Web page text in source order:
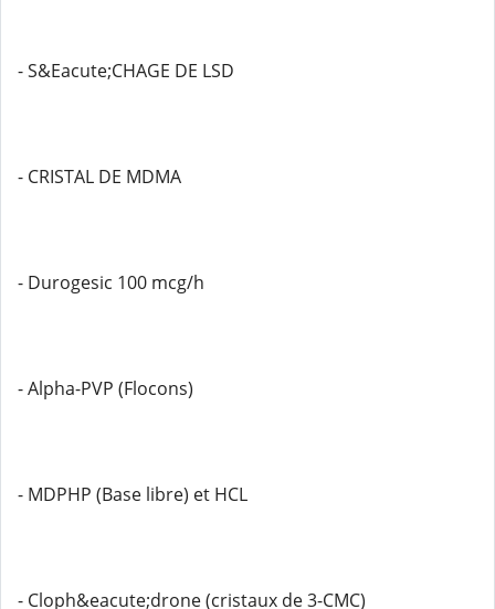
- S&Eacute;CHAGE DE LSD
- CRISTAL DE MDMA
- Durogesic 100 mcg/h
- Alpha-PVP (Flocons)
- MDPHP (Base libre) et HCL
- Cloph&eacute;drone (cristaux de 3-CMC)